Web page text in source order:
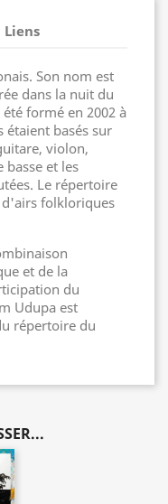
Liens
Son nom est
dans la nuit du
formé en 2002 à
étaient basés sur
violon,
basse et les
Le répertoire
folkloriques
et de la
du
Udupa est
répertoire du